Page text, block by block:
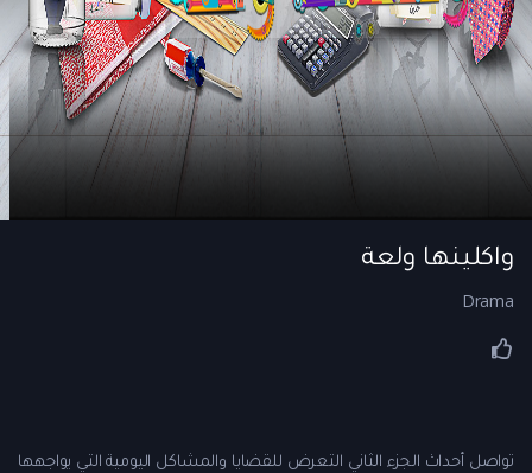
واكلينها ولعة
Drama
تواصل أحداث الجزء الثاني التعرض للقضايا والمشاكل اليومية التي يواجهها